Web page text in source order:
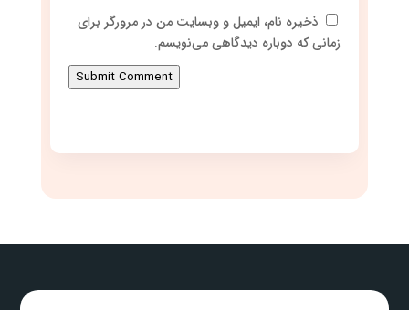
ذخیره نام، ایمیل و وبسایت من در مرورگر برای
زمانی که دوباره دیدگاهی می‌نویسم.
Submit Comment